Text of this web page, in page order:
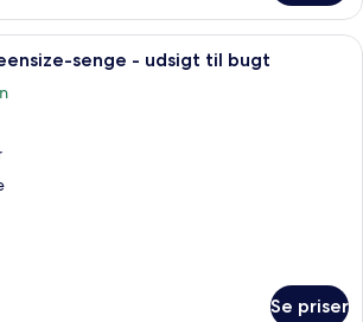
Et badeværelse med en marmorvask,
senge - udsigt til bugt
Se priser